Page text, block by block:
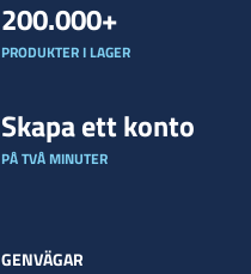
200.000+
PRODUKTER I LAGER
Skapa ett konto
PÅ TVÅ MINUTER
GENVÄGAR